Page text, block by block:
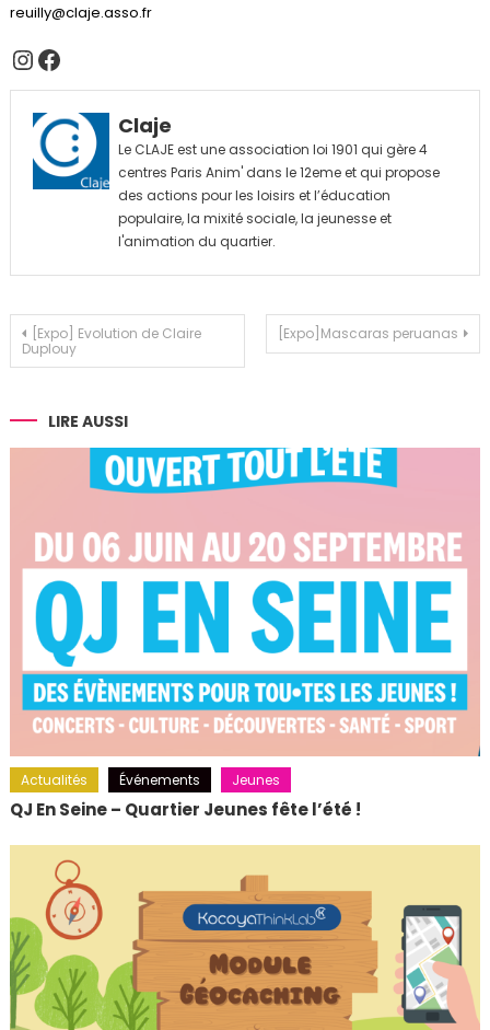
reuilly@claje.asso.fr
Instagram
Facebook
Claje
Le CLAJE est une association loi 1901 qui gère 4
centres Paris Anim' dans le 12eme et qui propose
des actions pour les loisirs et l’éducation
populaire, la mixité sociale, la jeunesse et
l'animation du quartier.
Navigation
de
l’article
[Expo] Evolution de Claire
Duplouy
[Expo]Mascaras peruanas
LIRE AUSSI
Actualités Événements Jeunes
QJ En Seine – Quartier Jeunes fête l’été !